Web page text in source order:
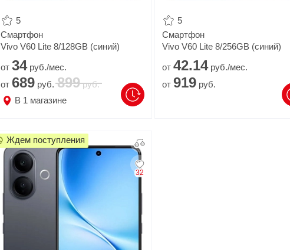
5
Смартфон
Vivo V60 Lite 8/128GB (синий)
от34руб./мес.
от 689 руб. 899руб.
В 1 магазине
5
Смартфон
Vivo V60 Lite 8/256GB (синий)
от 42.14руб./мес.
от 919руб.
32
Ждем поступления